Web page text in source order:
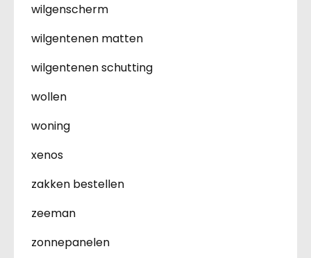
wilgenscherm
wilgentenen matten
wilgentenen schutting
wollen
woning
xenos
zakken bestellen
zeeman
zonnepanelen